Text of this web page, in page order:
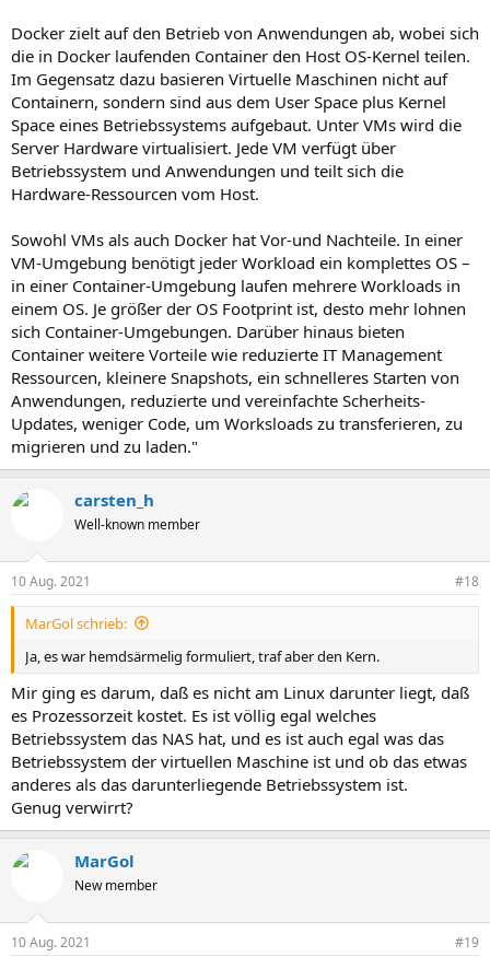
Docker zielt auf den Betrieb von Anwendungen ab, wobei sich
die in Docker laufenden Container den Host OS-Kernel teilen.
Im Gegensatz dazu basieren Virtuelle Maschinen nicht auf
Containern, sondern sind aus dem User Space plus Kernel
Space eines Betriebssystems aufgebaut. Unter VMs wird die
Server Hardware virtualisiert. Jede VM verfügt über
Betriebssystem und Anwendungen und teilt sich die
Hardware-Ressourcen vom Host.
Sowohl VMs als auch Docker hat Vor-und Nachteile. In einer
VM-Umgebung benötigt jeder Workload ein komplettes OS –
in einer Container-Umgebung laufen mehrere Workloads in
einem OS. Je größer der OS Footprint ist, desto mehr lohnen
sich Container-Umgebungen. Darüber hinaus bieten
Container weitere Vorteile wie reduzierte IT Management
Ressourcen, kleinere Snapshots, ein schnelleres Starten von
Anwendungen, reduzierte und vereinfachte Scherheits-
Updates, weniger Code, um Worksloads zu transferieren, zu
migrieren und zu laden."
carsten_h
Well-known member
10 Aug. 2021 #18
MarGol schrieb:
Ja, es war hemdsärmelig formuliert, traf aber den Kern.
Mir ging es darum, daß es nicht am Linux darunter liegt, daß
es Prozessorzeit kostet. Es ist völlig egal welches
Betriebssystem das NAS hat, und es ist auch egal was das
Betriebssystem der virtuellen Maschine ist und ob das etwas
anderes als das darunterliegende Betriebssystem ist.
Genug verwirrt?
MarGol
New member
10 Aug. 2021 #19